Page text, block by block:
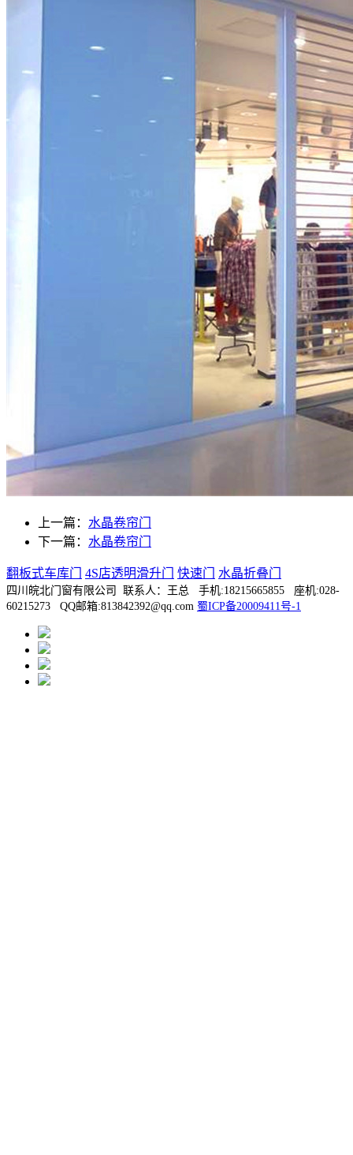
上一篇： 水晶卷帘门
下一篇： 水晶卷帘门
翻板式车库门 4S店透明滑升门 快速门 水晶折叠门
四川皖北门窗有限公司 联系人：王总 手机:18215665855 座机:028-
60215273 QQ邮箱:813842392@qq.com 蜀ICP备20009411号-1